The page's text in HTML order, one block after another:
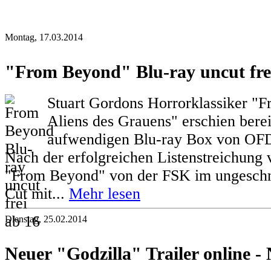
Montag, 17.03.2014
"From Beyond" Blu-ray uncut
Stuart Gordons Horrorklassiker
Aliens des Grauens" erschien
aufwendigen Blu-ray Box von
Nach der erfolgreichen Listenstreichung
"From Beyond" von der FSK im
Cut mit... Mehr lesen
Dienstag, 25.02.2014
Neuer "Godzilla" Trailer online -